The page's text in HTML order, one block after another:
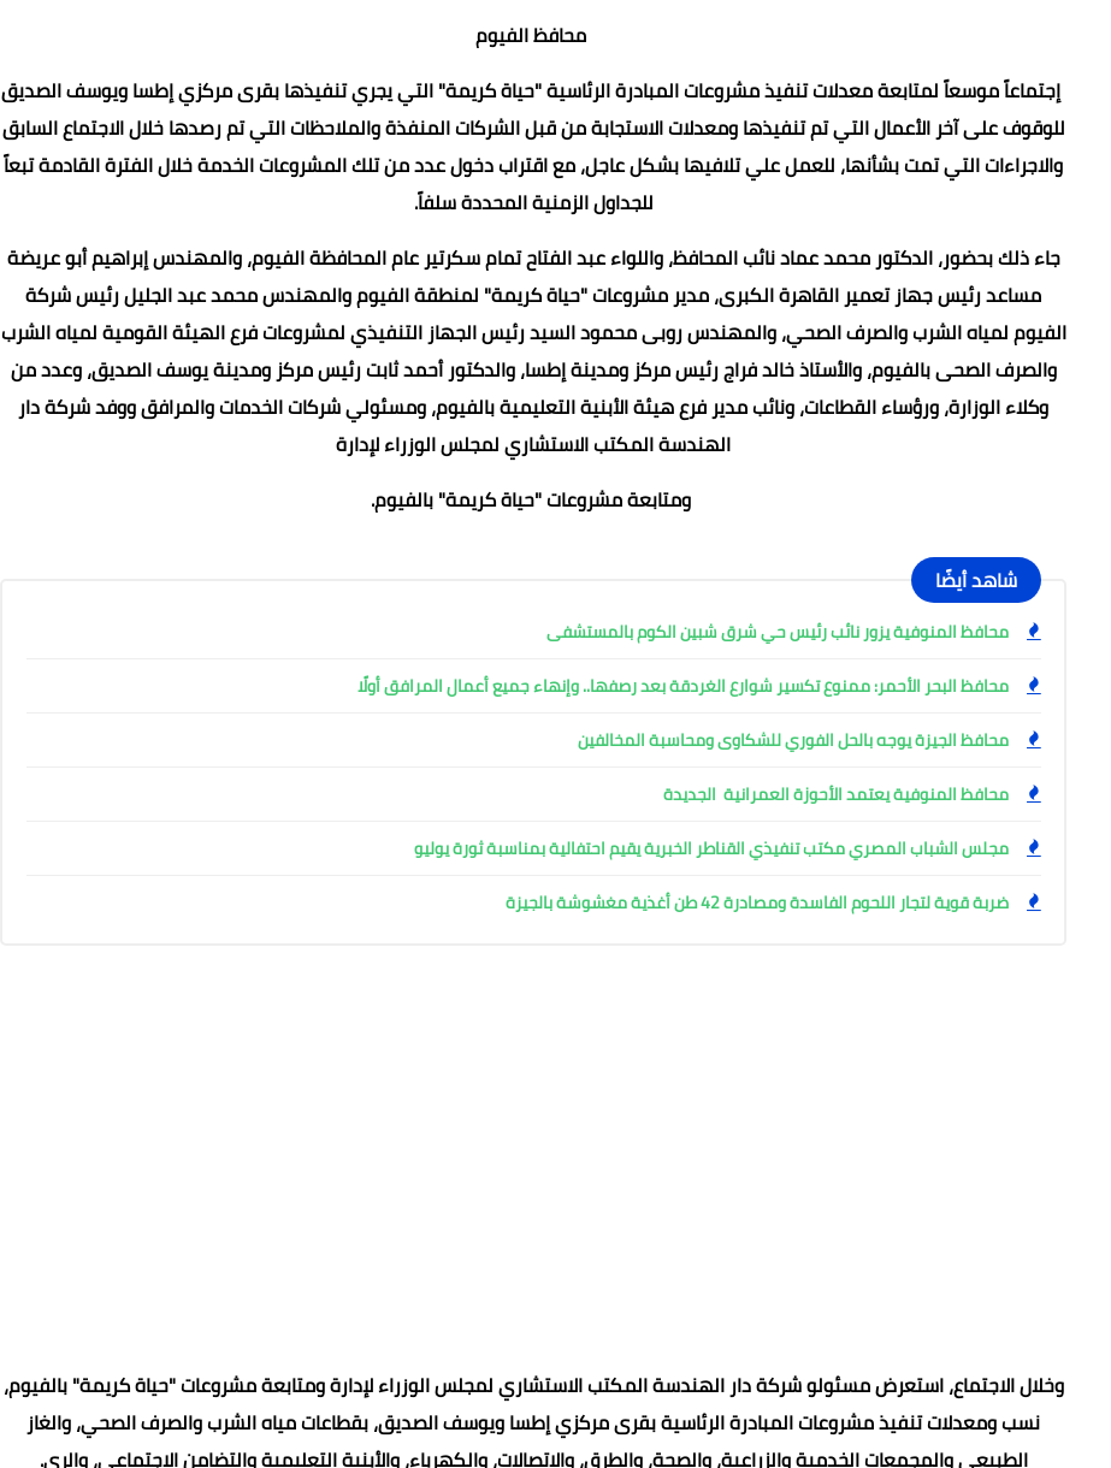
محافظ الفيوم
إجتماعاً موسعاً لمتابعة معدلات تنفيذ مشروعات المبادرة الرئاسية "حياة كريمة" التي يجري تنفيذها بقرى مركزي إطسا ويوسف الصديق
للوقوف على آخر الأعمال التي تم تنفيذها ومعدلات الاستجابة من قبل الشركات المنفذة والملاحظات التي تم رصدها خلال الاجتماع السابق
والاجراءات التي تمت بشأنها، للعمل علي تلافيها بشكل عاجل، مع اقتراب دخول عدد من تلك المشروعات الخدمة خلال الفترة القادمة تبعاً
للجداول الزمنية المحددة سلفاً.
جاء ذلك بحضور، الدكتور محمد عماد نائب المحافظ، واللواء عبد الفتاح تمام سكرتير عام المحافظة الفيوم، والمهندس إبراهيم أبو عريضة
مساعد رئيس جهاز تعمير القاهرة الكبرى، مدير مشروعات "حياة كريمة" لمنطقة الفيوم والمهندس محمد عبد الجليل رئيس شركة
الفيوم لمياه الشرب والصرف الصحي، والمهندس روبى محمود السيد رئيس الجهاز التنفيذي لمشروعات فرع الهيئة القومية لمياه الشرب
والصرف الصحى بالفيوم، والأستاذ خالد فراج رئيس مركز ومدينة إطسا، والدكتور أحمد ثابت رئيس مركز ومدينة يوسف الصديق، وعدد من
وكلاء الوزارة، ورؤساء القطاعات، ونائب مدير فرع هيئة الأبنية التعليمية بالفيوم، ومسئولي شركات الخدمات والمرافق ووفد شركة دار
الهندسة المكتب الاستشاري لمجلس الوزراء لإدارة
ومتابعة مشروعات "حياة كريمة" بالفيوم.
شاهد أيضًا
محافظ المنوفية يزور نائب رئيس حي شرق شبين الكوم بالمستشفى
محافظ البحر الأحمر: ممنوع تكسير شوارع الغردقة بعد رصفها.. وإنهاء جميع أعمال المرافق أولًا
محافظ الجيزة يوجه بالحل الفوري للشكاوى ومحاسبة المخالفين
محافظ المنوفية يعتمد الأحوزة العمرانية الجديدة
مجلس الشباب المصري مكتب تنفيذي القناطر الخبرية يقيم احتفالية بمناسبة ثورة يوليو
ضربة قوية لتجار اللحوم الفاسدة ومصادرة 42 طن أغذية مغشوشة بالجيزة
وخلال الاجتماع، استعرض مسئولو شركة دار الهندسة المكتب الاستشاري لمجلس الوزراء لإدارة ومتابعة مشروعات "حياة كريمة" بالفيوم،
نسب ومعدلات تنفيذ مشروعات المبادرة الرئاسية بقرى مركزي إطسا ويوسف الصديق، بقطاعات مياه الشرب والصرف الصحي، والغاز
الطبيعي والمجمعات الخدمية والزراعية، والصحة، والطرق، والاتصالات، والكهرباء، والأبنية التعليمية والتضامن الاجتماعي، والري.
23 أبريل 2022
عماد الدين محمد
23 أبريل 2022
23 أبريل 2022
23 أبريل 2022
23 أبريل 2022